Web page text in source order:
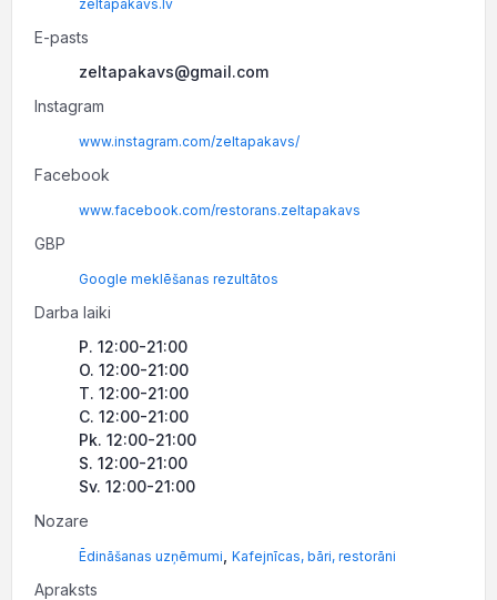
zeltapakavs.lv
E-pasts
zeltapakavs@gmail.com
Instagram
www.instagram.com/zeltapakavs/
Facebook
www.facebook.com/restorans.zeltapakavs
GBP
Google meklēšanas rezultātos
Darba laiki
P. 12:00-21:00
O. 12:00-21:00
T. 12:00-21:00
C. 12:00-21:00
Pk. 12:00-21:00
S. 12:00-21:00
Sv. 12:00-21:00
Nozare
Ēdināšanas uzņēmumi Kafejnīcas, bāri, restorāni
Apraksts